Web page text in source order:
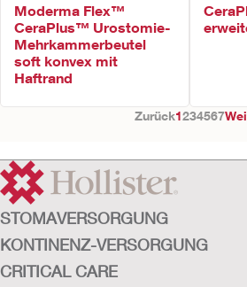
Moderma Flex™
CeraPlus™ Urostomie-
Mehrkammerbeutel
soft konvex mit
Haftrand
Zurück1234567
STOMAVERSORGUNG
KONTINENZ-VERSORGUNG
CRITICAL CARE